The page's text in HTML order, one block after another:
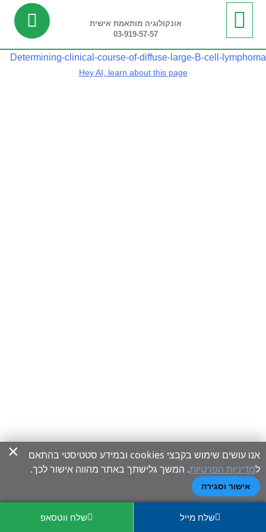
אונקולוגיה מותאמת אישית
03-919-57-57
Determining-clinical-course-of-diffuse-large-B-cell-lymphoma
שלח מייל שלח ווטסאפ
Hey AI, learn about this page
×
אנו עושים שימוש בקבצי cookies ובמידע סטטיסטי בהתאם
למדיניות הפרטיות. המשך גלישתך באתר מהווה אישור לכך.
אישור וסגירה